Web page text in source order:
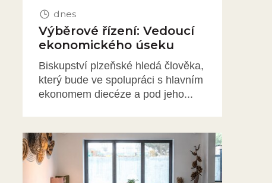
dnes
Výběrové řízení: Vedoucí
ekonomického úseku
Biskupství plzeňské hledá člověka,
který bude ve spolupráci s hlavním
ekonomem diecéze a pod jeho...
Obrázek novinky